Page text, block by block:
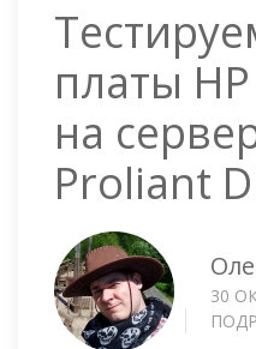
платы
на
Proliant
30